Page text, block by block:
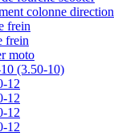
colonne direction
frein
frein
moto
(3.50-10)
12
12
12
12